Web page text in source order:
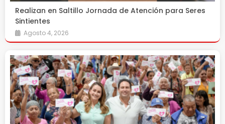
Realizan en Saltillo Jornada de Atención para Seres
Sintientes
Agosto 4, 2026